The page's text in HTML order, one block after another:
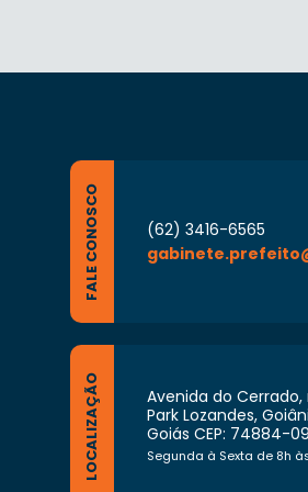
FALE CONOSCO
(62) 3416-6565
LOCALIZAÇÃO
Avenida do Cerrado,
Park Lozandes,
Goiás CEP: 74884-
Segunda à Sexta de 8h